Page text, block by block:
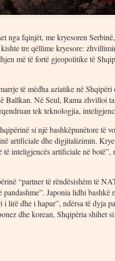
nga fqinjët, me kryesoren
tre qëllime kryesore:
më të fortë gjeopolitike të
të mëdha aziatike në Shqipëri
Ballkan. Në Seul, Rama zhvilloi
tek teknologjia,
si një bashkëpunëtore të
artificiale dhe digjitalizimin.
inteligjencës artificiale në botë”,
“partner të rëndësishëm të
Japonia lidhi bashkë
lirë dhe i hapur”, ndërsa të dyja
dhe korean, Shqipëria shihet si: